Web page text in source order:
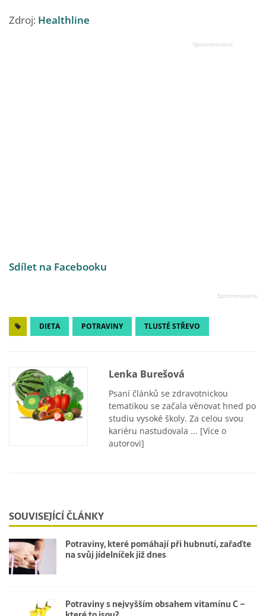
Zdroj: Healthline
Sdílet na Facebooku
DIETA POTRAVINY TLUSTÉ STŘEVO
Lenka Burešová
Psaní článků se zdravotnickou
tematikou se začala věnovat hned po
studiu vysoké školy. Za celou svou
kariéru nastudovala ... [Více o
autorovi]
SOUVISEJÍCÍ ČLÁNKY
Potraviny, které pomáhají při hubnutí, zařaďte
na svůj jídelníček již dnes
Potraviny s nejvyšším obsahem vitamínu C –